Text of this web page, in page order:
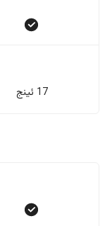
17 ئینج